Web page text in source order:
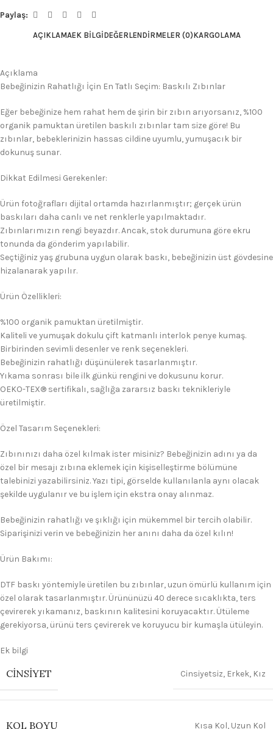
Paylaş:
AÇIKLAMAEK BILGIDEĞERLENDIRMELER (0)KARGOLAMA
Açıklama
Bebeğinizin Rahatlığı İçin En Tatlı Seçim: Baskılı Zıbınlar
Eğer bebeğinize hem rahat hem de şirin bir zıbın arıyorsanız, %100
organik pamuktan üretilen baskılı zıbınlar tam size göre! Bu
zıbınlar, bebeklerinizin hassas cildine uyumlu, yumuşacık bir
dokunuş sunar.
Dikkat Edilmesi Gerekenler:
Ürün fotoğrafları dijital ortamda hazırlanmıştır; gerçek ürün
baskıları daha canlı ve net renklerle yapılmaktadır.
Zıbınlarımızın rengi beyazdır. Ancak, stok durumuna göre ekru
tonunda da gönderim yapılabilir.
Seçtiğiniz yaş grubuna uygun olarak baskı, bebeğinizin üst gövdesine
hizalanarak yapılır.
Ürün Özellikleri:
%100 organik pamuktan üretilmiştir.
Kaliteli ve yumuşak dokulu çift katmanlı interlok penye kumaş.
Birbirinden sevimli desenler ve renk seçenekleri.
Bebeğinizin rahatlığı düşünülerek tasarlanmıştır.
Yıkama sonrası bile ilk günkü rengini ve dokusunu korur.
OEKO-TEX® sertifikalı, sağlığa zararsız baskı teknikleriyle
üretilmiştir.
Özel Tasarım Seçenekleri:
Zıbınınızı daha özel kılmak ister misiniz? Bebeğinizin adını ya da
özel bir mesajı zıbına eklemek için kişiselleştirme bölümüne
talebinizi yazabilirsiniz. Yazı tipi, görselde kullanılanla aynı olacak
şekilde uygulanır ve bu işlem için ekstra onay alınmaz.
Bebeğinizin rahatlığı ve şıklığı için mükemmel bir tercih olabilir.
Siparişinizi verin ve bebeğinizin her anını daha da özel kılın!
Ürün Bakımı:
DTF baskı yöntemiyle üretilen bu zıbınlar, uzun ömürlü kullanım için
özel olarak tasarlanmıştır. Ürününüzü 40 derece sıcaklıkta, ters
çevirerek yıkamanız, baskının kalitesini koruyacaktır. Ütüleme
gerekiyorsa, ürünü ters çevirerek ve koruyucu bir kumaşla ütüleyin.
Ek bilgi
CINSIYET Cinsiyetsiz, Erkek, Kız
KOL BOYU Kısa Kol, Uzun Kol